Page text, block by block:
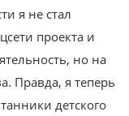
я не стал
проекта и
но на
Правда, я теперь
детского